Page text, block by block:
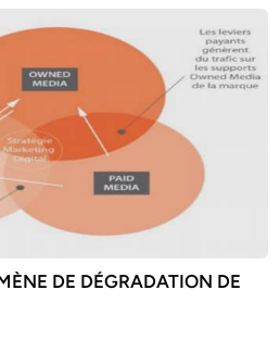
DE DÉGRADATION DE